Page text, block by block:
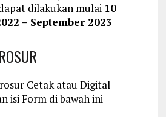
dilakukan mulai 10
– September 2023
Cetak atau Digital
isi Form di bawah ini